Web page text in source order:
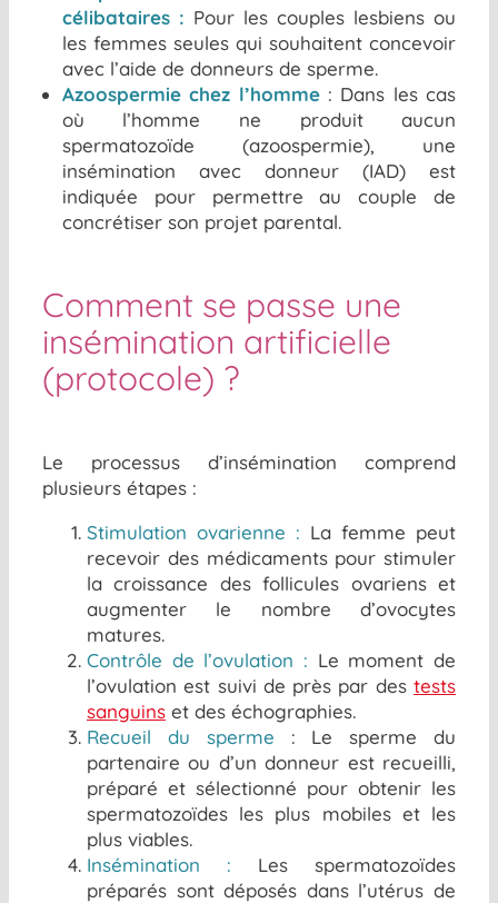
célibataires : Pour les couples lesbiens ou
les femmes seules qui souhaitent concevoir
avec l’aide de donneurs de sperme.
Azoospermie chez l’homme: Dans les cas
où l’homme ne produit aucun
spermatozoïde (azoospermie), une
insémination avec donneur (IAD) est
indiquée pour permettre au couple de
concrétiser son projet parental.
Comment se passe une
insémination artificielle
(protocole) ?
Le processus d’insémination comprend
plusieurs étapes :
Stimulation ovarienne : La femme peut
recevoir des médicaments pour stimuler
la croissance des follicules ovariens et
augmenter le nombre d’ovocytes
matures.
Contrôle de l’ovulation : Le moment de
l’ovulation est suivi de près par destests
sanguinset des échographies.
Recueil du sperme : Le sperme du
partenaire ou d’un donneur est recueilli,
préparé et sélectionné pour obtenir les
spermatozoïdes les plus mobiles et les
plus viables.
Insémination : Les spermatozoïdes
préparés sont déposés dans l’utérus de